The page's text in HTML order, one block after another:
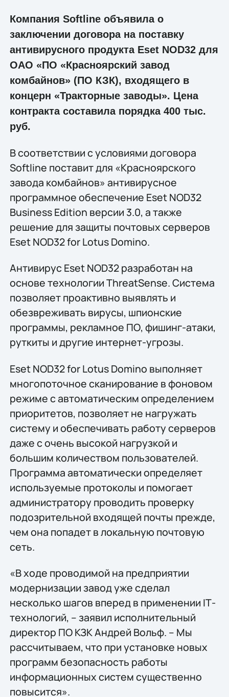
Компания Softline объявила о
заключении договора на поставку
антивирусного продукта Eset NOD32 для
ОАО «ПО «Красноярский завод
комбайнов» (ПО КЗК), входящего в
концерн «Тракторные заводы». Цена
контракта составила порядка 400 тыс.
руб.
В соответствии с условиями договора
Softline поставит для «Красноярского
завода комбайнов» антивирусное
программное обеспечение Eset NOD32
Business Edition версии 3.0, а также
решение для защиты почтовых серверов
Eset NOD32 for Lotus Domino.
Антивирус Eset NOD32 разработан на
основе технологии ThreatSense. Система
позволяет проактивно выявлять и
обезвреживать вирусы, шпионские
программы, рекламное ПО, фишинг-атаки,
руткиты и другие интернет-угрозы.
Eset NOD32 for Lotus Domino выполняет
многопоточное сканирование в фоновом
режиме с автоматическим определением
приоритетов, позволяет не нагружать
систему и обеспечивать работу серверов
даже с очень высокой нагрузкой и
большим количеством пользователей.
Программа автоматически определяет
используемые протоколы и помогает
администратору проводить проверку
подозрительной входящей почты прежде,
чем она попадет в локальную почтовую
сеть.
«В ходе проводимой на предприятии
модернизации завод уже сделал
несколько шагов вперед в применении IТ-
технологий, – заявил исполнительный
директор ПО КЗК Андрей Вольф. – Мы
рассчитываем, что при установке новых
программ безопасность работы
информационных систем существенно
повысится».